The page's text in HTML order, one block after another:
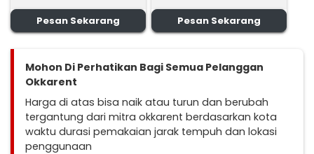
Pesan Sekarang Pesan Sekarang
Mohon Di Perhatikan Bagi Semua Pelanggan
Okkarent
Harga di atas bisa naik atau turun dan berubah
tergantung dari mitra okkarent berdasarkan kota
waktu durasi pemakaian jarak tempuh dan lokasi
penggunaan